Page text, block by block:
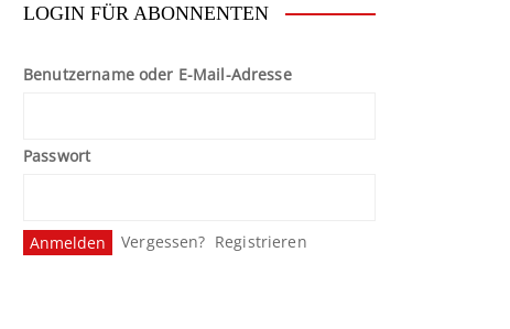
LOGIN FÜR ABONNENTEN
Benutzername oder E-Mail-Adresse
Passwort
Vergessen? Registrieren